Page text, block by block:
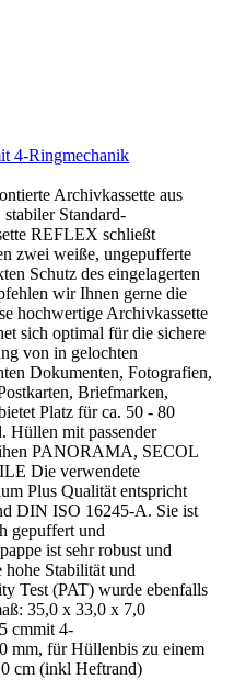
4-Ringmechanik
Archivkassette aus
Standard-
REFLEX schließt
zwei weiße, ungepufferte
Schutz des eingelagerten
wir Ihnen gerne die
hochwertige Archivkassette
sich optimal für die sichere
von in gelochten
Dokumenten, Fotografien,
Briefmarken,
Platz für ca. 50 - 80
Hüllen mit passender
PANORAMA, SECOL
Die verwendete
Plus Qualität entspricht
DIN ISO 16245-A. Sie ist
gepuffert und
ist sehr robust und
hohe Stabilität und
Test (PAT) wurde ebenfalls
35,0 x 33,0 x 7,0
cmmit 4-
mm, für Hüllenbis zu einem
cm (inkl Heftrand)